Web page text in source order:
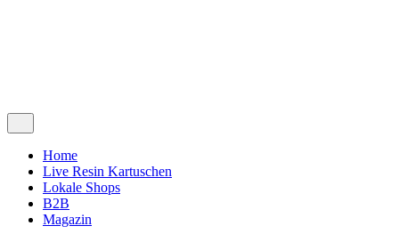
Home
Live Resin Kartuschen
Lokale Shops
B2B
Magazin